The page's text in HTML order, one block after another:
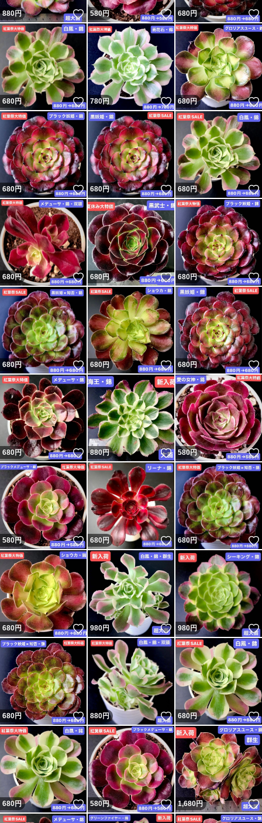
880円 いいね！
580円 いいね！
680円
680円 いいね！
780円 いいね！
680円
680円 いいね！
680円 いいね！
680円
680円 いいね！
680円 いいね！
680円
680円 いいね！
680円 いいね！
680円
680円 いいね！
880円 いいね！
580円
580円 いいね！
680円 いいね！
680円
680円 いいね！
980円 いいね！
980円
680円 いいね！
880円 いいね！
680円
680円 いいね！
580円 いいね！
1,680円